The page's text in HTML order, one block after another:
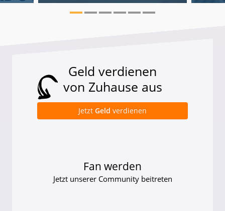
Geld verdienen
von Zuhause aus
Jetzt Geld verdienen
Fan werden
Jetzt unserer Community beitreten